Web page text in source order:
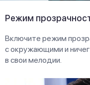
Режим
Включите режим
с окружающими и
в свои мелодии.